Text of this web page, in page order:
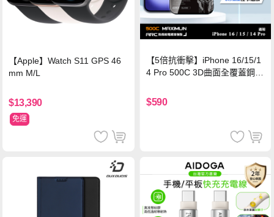
【Apple】Watch S11 GPS 46
mm M/L
$13,390
免運
【5倍抗衝擊】iPhone 16/15/1
4 Pro 500C 3D曲面全覆蓋鋼化
保護貼
$590